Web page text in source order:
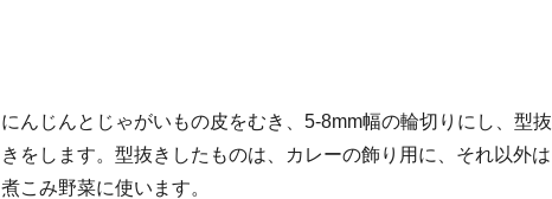
にんじんとじゃがいもの皮をむき、5-8mm幅の輪切りにし、型抜
きをします。型抜きしたものは、カレーの飾り用に、それ以外は
煮こみ野菜に使います。